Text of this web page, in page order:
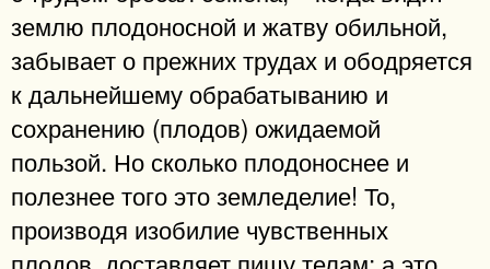
землю плодоносной и жатву обильной,
забывает о прежних трудах и ободряется
к дальнейшему обрабатыванию и
сохранению (плодов) ожидаемой
пользой. Но сколько плодоноснее и
полезнее того это земледелие! То,
производя изобилие чувственных